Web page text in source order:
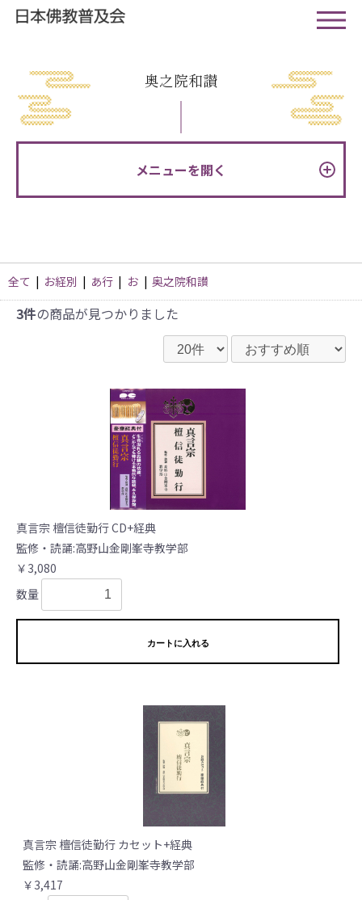
奥之院和讃
メニューを開く
全て | お経別 | あ行 | お | 奥之院和讃
3件の商品が見つかりました
真言宗 檀信徒勤行 CD+経典
監修・読誦:高野山金剛峯寺教学部
￥3,080
数量
カートに入れる
真言宗 檀信徒勤行 カセット+経典
監修・読誦:高野山金剛峯寺教学部
￥3,417